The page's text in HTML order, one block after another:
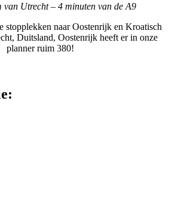
van Utrecht – 4 minuten van de A9
stopplekken naar Oostenrijk en Kroatisch
Duitsland, Oostenrijk heeft er in onze
planner ruim 380!